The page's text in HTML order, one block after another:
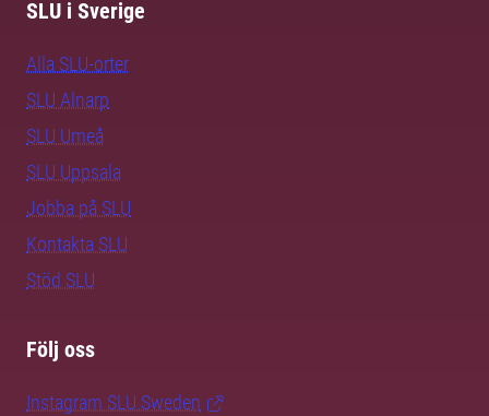
SLU i Sverige
Alla SLU-orter
SLU Alnarp
SLU Umeå
SLU Uppsala
Jobba på SLU
Kontakta SLU
Stöd SLU
Följ oss
Instagram SLU.Sweden